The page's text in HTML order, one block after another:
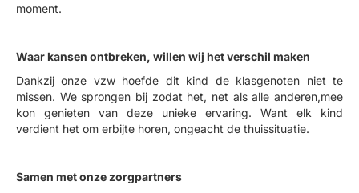
moment.
Waar kansen ontbreken, willen wij het verschil maken
Dankzij onze vzw hoefde dit kind de klasgenoten niet te
missen. We sprongen bij zodat het, net als alle anderen,mee
kon genieten van deze unieke ervaring. Want elk kind
verdient het om erbijte horen, ongeacht de thuissituatie.
Samen met onze zorgpartners